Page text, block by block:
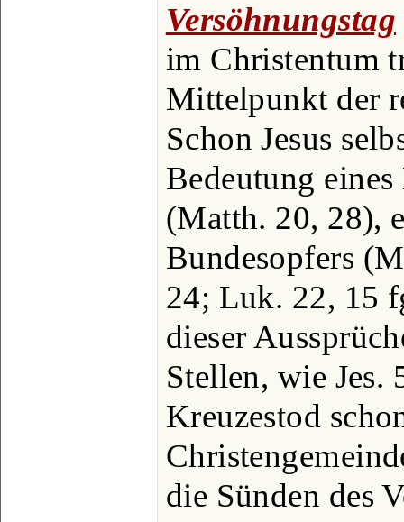
Versöhnungstag
im Christentum
Mittelpunkt der
Schon Jesus
Bedeutung
(Matth. 20, 28),
Bundesopfers
24; Luk. 22, 15
dieser
Stellen, wie Jes.
Kreuzestod
die Sünden des